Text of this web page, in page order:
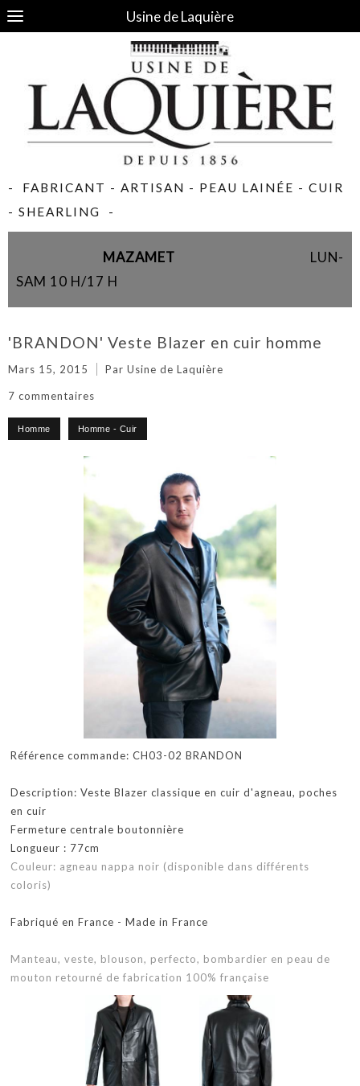
Usine de Laquière
- FABRICANT - ARTISAN - PEAU LAINÉE - CUIR
- SHEARLING -
MAZAMET LUN-
SAM 10 H/17 H
'BRANDON' Veste Blazer en cuir homme
Mars 15, 2015 Par Usine de Laquière
7 commentaires
Référence commande: CH03-02 BRANDON
Description: Veste Blazer classique en cuir d'agneau, poches
en cuir
Fermeture centrale boutonnière
Longueur : 77cm
Couleur: agneau nappa noir (disponible dans différents
coloris)
Fabriqué en France - Made in France
Manteau, veste, blouson, perfecto, bombardier en peau de
mouton retourné de fabrication 100% française